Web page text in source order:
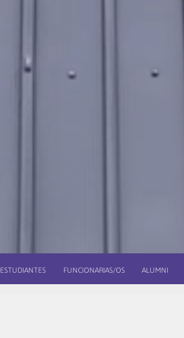
ESTUDIANTES FUNCIONARIAS/OS ALUMNI